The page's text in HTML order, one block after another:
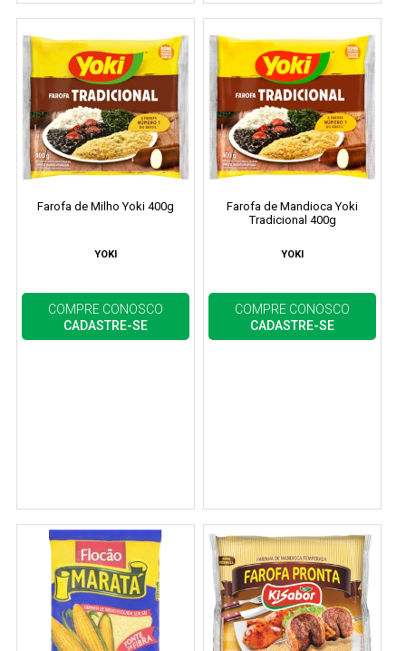
Farofa de Milho Yoki 400g
YOKI
COMPRE CONOSCO
CADASTRE-SE
Farofa de Mandioca Yoki
Tradicional 400g
YOKI
COMPRE CONOSCO
CADASTRE-SE